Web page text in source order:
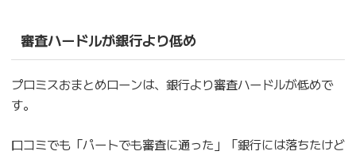
審査ハードルが銀行より低め
プロミスおまとめローンは、銀行より審査ハードルが低めで
す。
口コミでも「パートでも審査に通った」「銀行には落ちたけど